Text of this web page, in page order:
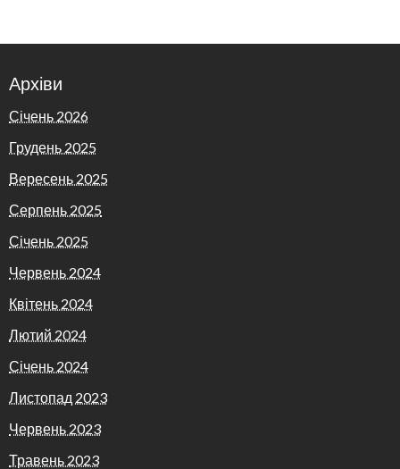
Архіви
Січень 2026
Грудень 2025
Вересень 2025
Серпень 2025
Січень 2025
Червень 2024
Квітень 2024
Лютий 2024
Січень 2024
Листопад 2023
Червень 2023
Травень 2023